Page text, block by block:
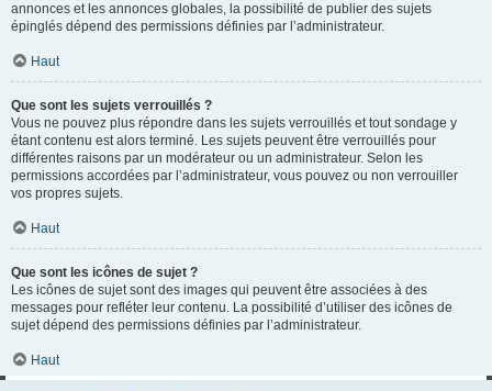
annonces et les annonces globales, la possibilité de publier des sujets
épinglés dépend des permissions définies par l’administrateur.
Haut
Que sont les sujets verrouillés ?
Vous ne pouvez plus répondre dans les sujets verrouillés et tout sondage y
étant contenu est alors terminé. Les sujets peuvent être verrouillés pour
différentes raisons par un modérateur ou un administrateur. Selon les
permissions accordées par l’administrateur, vous pouvez ou non verrouiller
vos propres sujets.
Haut
Que sont les icônes de sujet ?
Les icônes de sujet sont des images qui peuvent être associées à des
messages pour refléter leur contenu. La possibilité d’utiliser des icônes de
sujet dépend des permissions définies par l’administrateur.
Haut